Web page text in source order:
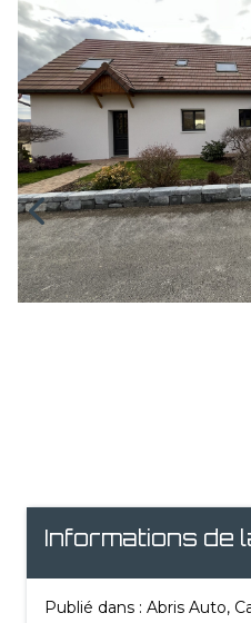
Informations de
Publié dans : Abris Auto,